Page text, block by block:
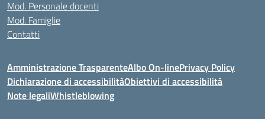
Mod. Personale docenti
Mod. Famiglie
Contatti
Amministrazione TrasparenteAlbo On-linePrivacy Policy
Dichiarazione di accessibilitàObiettivi di accessibilità
Note legaliWhistleblowing